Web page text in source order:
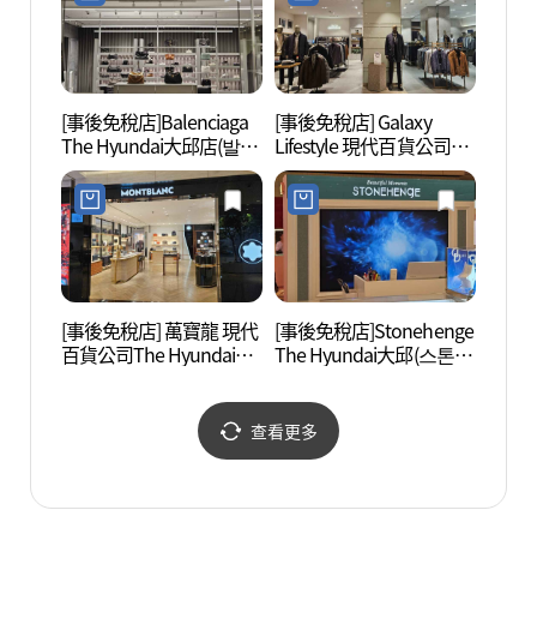
[事後免稅店]Balenciaga
The Hyundai大邱店(발렌
시아가 현대백화점 더현
대 대구점)
[事後免稅店] Galaxy
Lifestyle 現代百貨公司
The Hyundai大邱(갤럭시
라이프스타일 현대백화
점 더현대 대구)
[事後免稅店] 萬寶龍 現代
百貨公司The Hyundai大
[事後免稅店]Stonehenge
The Hyundai大邱(스톤헨
구)
查看更多